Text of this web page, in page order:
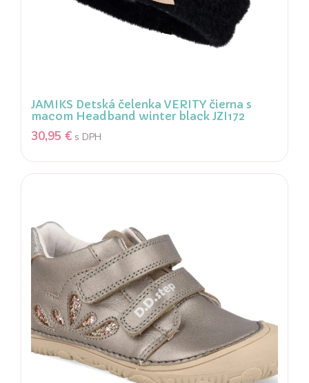
JAMIKS Detská čelenka VERITY čierna s
macom Headband winter black JZI172
30,95 € s DPH